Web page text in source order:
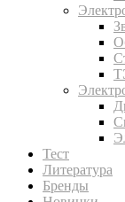
Тест
Литература
Бренды